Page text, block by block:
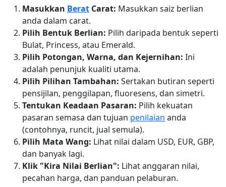
Masukkan Berat Carat: Masukkan saiz berlian
anda dalam carat.
Pilih Bentuk Berlian: Pilih daripada bentuk seperti
Bulat, Princess, atau Emerald.
Pilih Potongan, Warna, dan Kejernihan: Ini
adalah penunjuk kualiti utama.
Pilih Pilihan Tambahan: Sertakan butiran seperti
pensijilan, penggilapan, fluoresens, dan simetri.
Tentukan Keadaan Pasaran: Pilih kekuatan
pasaran semasa dan tujuan penilaian anda
(contohnya, runcit, jual semula).
Pilih Mata Wang: Lihat nilai dalam USD, EUR, GBP,
dan banyak lagi.
Klik "Kira Nilai Berlian": Lihat anggaran nilai,
pecahan harga, dan panduan pelaburan.